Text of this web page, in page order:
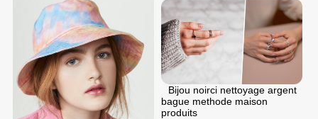
Bijou noirci nettoyage argent
bague methode maison
produits